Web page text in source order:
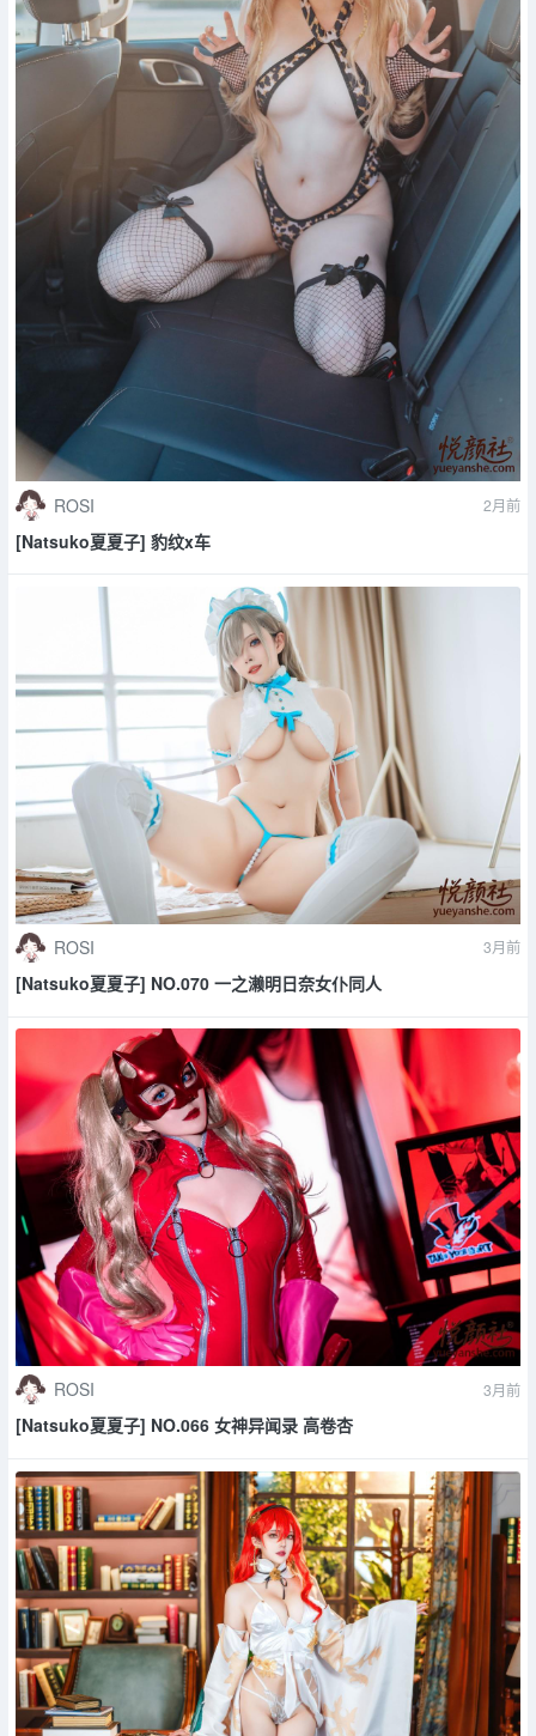
ROSI 2月前
[Natsuko夏夏子] 豹纹x车
ROSI 3月前
[Natsuko夏夏子] NO.070 一之濑明日奈女仆同人
ROSI 3月前
[Natsuko夏夏子] NO.066 女神异闻录 高卷杏